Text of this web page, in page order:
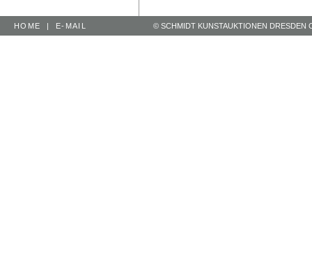
HOME | E-MAIL © SCHMIDT KUNSTAUKTIONEN DRESDEN